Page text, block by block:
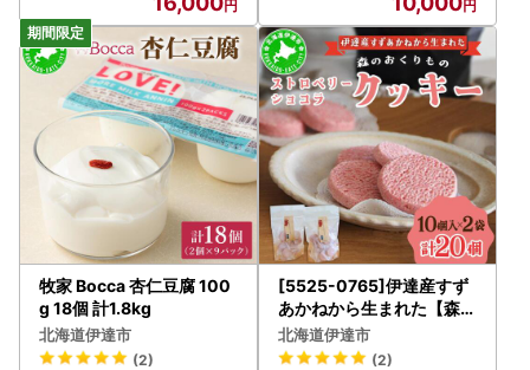
牧家 Bocca 杏仁豆腐 100
g 18個 計1.8kg
北海道伊達市
(2)
[5525-0765]伊達産すず
あかねから生まれた【森の
おくりもの】ストロベリー
・ショコラクッキー 20個
北海道伊達市
(2)